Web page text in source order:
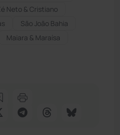
Neto & Cristiano
São João Bahia
Maiara & Maraísa